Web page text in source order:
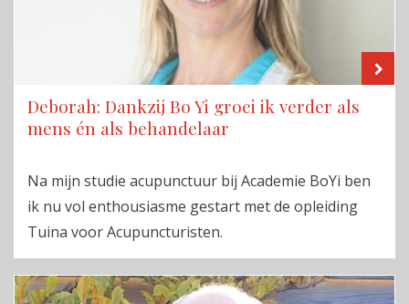
Deborah: Dankzij Bo Yi groei ik verder als
mens én als behandelaar
Na mijn studie acupunctuur bij Academie BoYi ben
ik nu vol enthousiasme gestart met de opleiding
Tuina voor Acupuncturisten.